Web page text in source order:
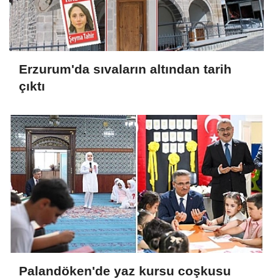
Erzurum'da sıvaların altından tarih
çıktı
Palandöken'de yaz kursu coşkusu